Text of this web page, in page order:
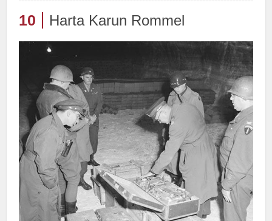
10 Harta Karun Rommel